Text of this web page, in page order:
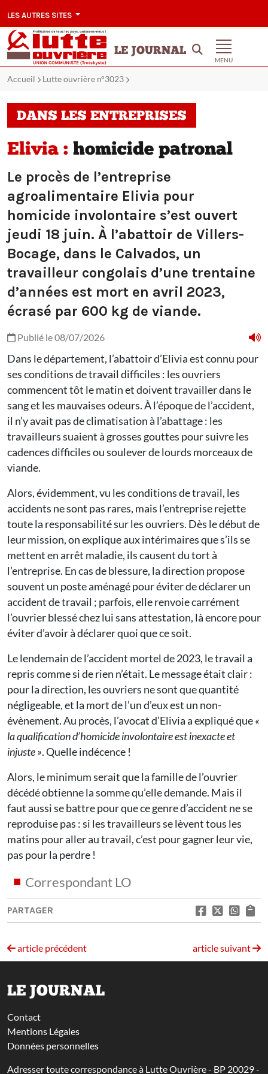
LES AUTRES SITES
LE JOURNAL
MENU
Accueil Lutte ouvrière n°3023
DANS LES ENTREPRISES
Elivia : homicide patronal
Le procès de l’entreprise
agroalimentaire Elivia pour
homicide involontaire s’est ouvert
jeudi 18 juin. À l’abattoir de Villers-
Bocage, dans le Calvados, un
travailleur congolais d’une trentaine
d’années est mort en avril 2023,
écrasé par 600 kg de viande.
Publié le 08/07/2026
Dans le département, l’abattoir d’Elivia est connu pour
ses conditions de travail difficiles : les ouvriers
commencent tôt le matin et doivent travailler dans le
sang et les mauvaises odeurs. À l’époque de l’accident,
il n’y avait pas de climatisation à l’abattage : les
travailleurs suaient à grosses gouttes pour suivre les
cadences difficiles ou soulever de lourds morceaux de
viande.
Alors, évidemment, vu les conditions de travail, les
accidents ne sont pas rares, mais l’entreprise rejette
toute la responsabilité sur les ouvriers. Dès le début de
leur mission, on explique aux intérimaires que s’ils se
mettent en arrêt maladie, ils causent du tort à
l’entreprise. En cas de blessure, la direction propose
souvent un poste aménagé pour éviter de déclarer un
accident de travail ; parfois, elle renvoie carrément
l’ouvrier blessé chez lui sans attestation, là encore pour
éviter d’avoir à déclarer quoi que ce soit.
Le lendemain de l’accident mortel de 2023, le travail a
repris comme si de rien n’était. Le message était clair :
pour la direction, les ouvriers ne sont que quantité
négligeable, et la mort de l’un d’eux est un non-
évènement. Au procès, l’avocat d’Elivia a expliqué que«
la qualification d’homicide involontaire est inexacte et
injuste ». Quelle indécence !
Alors, le minimum serait que la famille de l’ouvrier
décédé obtienne la somme qu’elle demande. Mais il
faut aussi se battre pour que ce genre d’accident ne se
reproduise pas : si les travailleurs se lèvent tous les
matins pour aller au travail, c’est pour gagner leur vie,
pas pour la perdre !
Correspondant LO
PARTAGER
article précédent article suivant
LE JOURNAL
Contact
Mentions Légales
Données personnelles
Adresser toute correspondance à Lutte Ouvrière - BP 20029 -